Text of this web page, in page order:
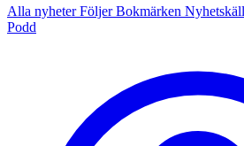
Alla nyheterFöljerBokmärken
Podd